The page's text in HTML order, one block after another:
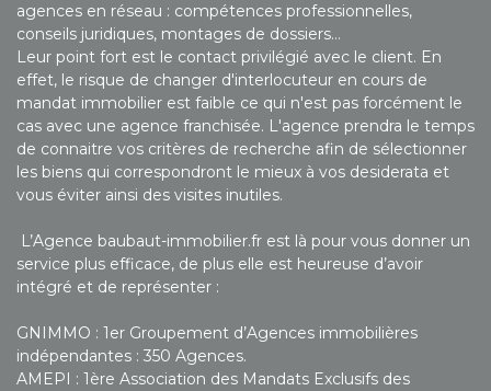
agences en réseau : compétences professionnelles,
conseils juridiques, montages de dossiers…
Leur point fort est le contact privilégié avec le client. En
effet, le risque de changer d'interlocuteur en cours de
mandat immobilier est faible ce qui n'est pas forcément le
cas avec une agence franchisée. L'agence prendra le temps
de connaitre vos critères de recherche afin de sélectionner
les biens qui correspondront le mieux à vos desiderata et
vous éviter ainsi des visites inutiles.
L’Agence baubaut-immobilier.fr est là pour vous donner un
service plus efficace, de plus elle est heureuse d’avoir
intégré et de représenter :
GNIMMO : 1er Groupement d’Agences immobilières
indépendantes : 350 Agences.
AMEPI : 1ère Association des Mandats Exclusifs des